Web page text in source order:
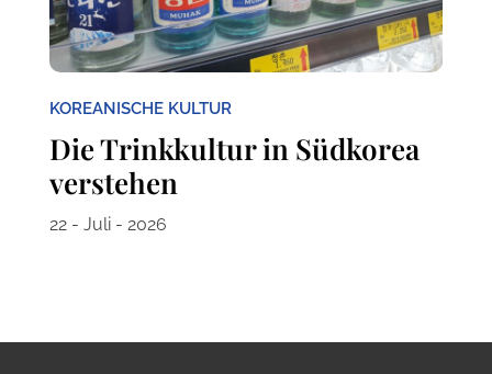
KOREANISCHE KULTUR
Die Trinkkultur in Südkorea
verstehen
22 - Juli - 2026